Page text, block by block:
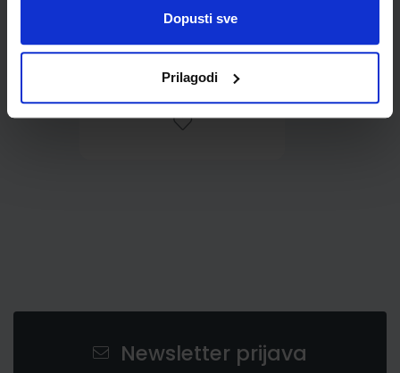
Dopusti sve
Prilagodi
0,85 €
Newsletter prijava